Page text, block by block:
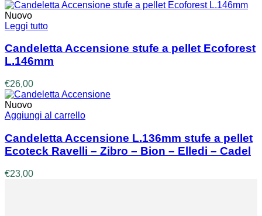
Nuovo
Leggi tutto
Candeletta Accensione stufe a pellet Ecoforest
L.146mm
€26,00
Nuovo
Aggiungi al carrello
Candeletta Accensione L.136mm stufe a pellet
Ecoteck Ravelli – Zibro – Bion – Elledi – Cadel
€23,00